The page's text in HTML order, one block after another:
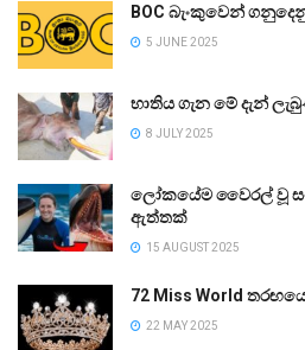
BOC බැංකුවෙන්
5 JUNE 2025
භාතිය ගැන මේ දැන්
8 JULY 2025
ලෝකයේම වෛරල් වූ
ඇත්තක්
15 AUGUST 2025
72 Miss World
22 MAY 2025